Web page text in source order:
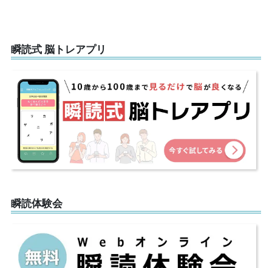
瞬読式 脳トレアプリ
瞬読体験会